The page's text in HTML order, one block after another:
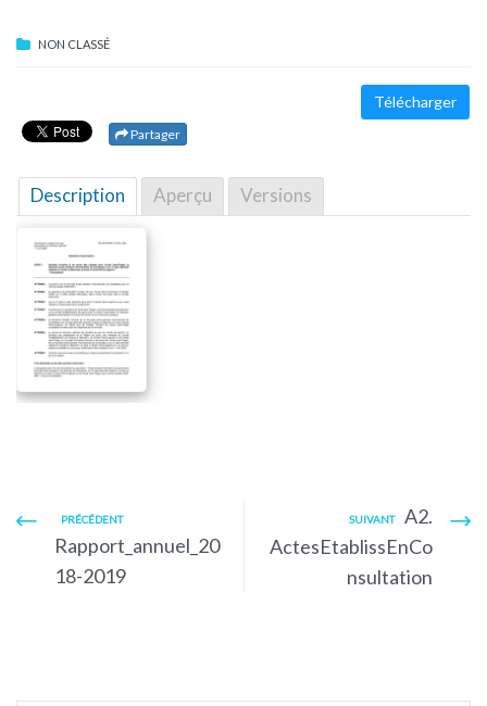
NON CLASSÉ
Télécharger
Partager
Description Aperçu Versions
PRÉCÉDENT
Rapport_annuel_20
18-2019
SUIVANT
A2.
ActesEtablissEnCo
nsultation